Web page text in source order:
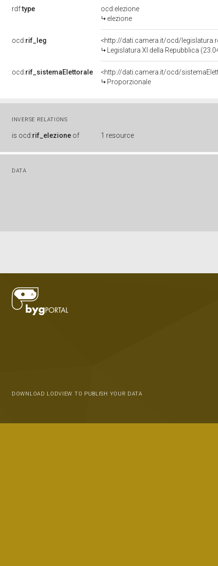
rdf:type
ocd:elezione
elezione
ocd:rif_leg
<http://dati.camera.it/ocd/
Legislatura XI della Repubblica
ocd:rif_sistemaElettorale
<http://dati.camera.it/ocd/
Proporzionale
INVERSE RELATIONS
is ocd:rif_elezione of 1 resource
DATA
DOWNLOAD LODVIEW TO PUBLISH YOUR DATA